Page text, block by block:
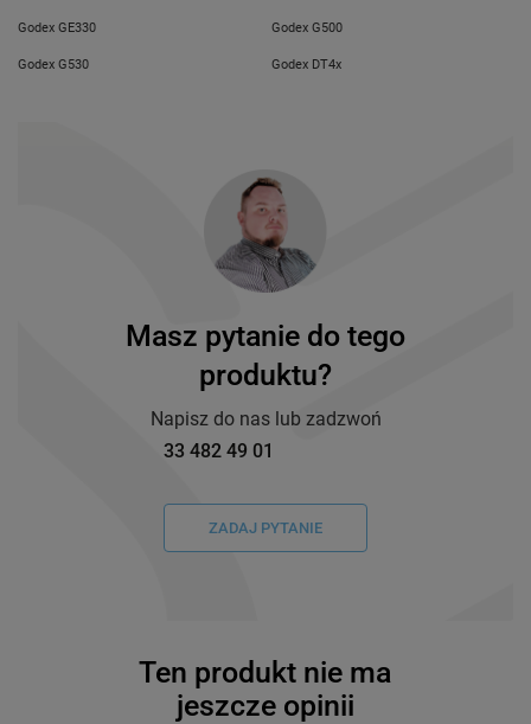
Godex GE330 Godex G500
Godex G530 Godex DT4x
Masz pytanie do tego
produktu?
Napisz do nas lub zadzwoń
33 482 49 01
ZADAJ PYTANIE
Ten produkt nie ma
jeszcze opinii